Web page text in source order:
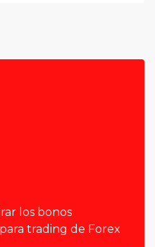
los bonos
trading de Forex